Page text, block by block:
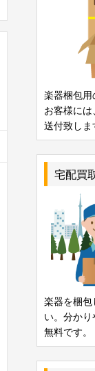
楽器梱包
お客様に
送付致しま
宅配買
楽器を梱包
い。分か
無料です。